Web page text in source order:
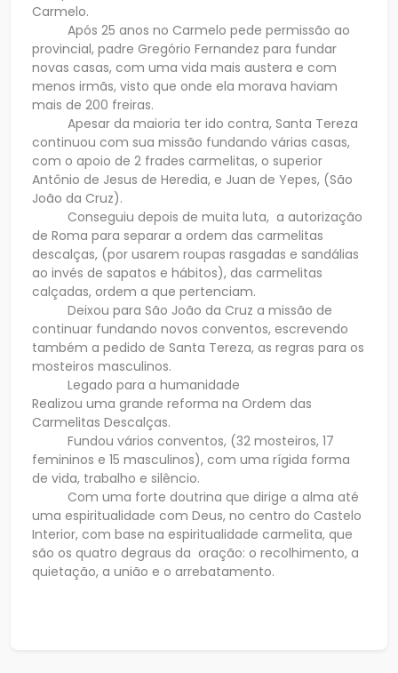
Carmelo.
Após 25 anos no Carmelo pede permissão ao
provincial, padre Gregório Fernandez para fundar
novas casas, com uma vida mais austera e com
menos irmãs, visto que onde ela morava haviam
mais de 200 freiras.
Apesar da maioria ter ido contra, Santa Tereza
continuou com sua missão fundando várias casas,
com o apoio de 2 frades carmelitas, o superior
Antônio de Jesus de Heredia, e Juan de Yepes, (São
João da Cruz).
Conseguiu depois de muita luta, a autorização
de Roma para separar a ordem das carmelitas
descalças, (por usarem roupas rasgadas e sandálias
ao invés de sapatos e hábitos), das carmelitas
calçadas, ordem a que pertenciam.
Deixou para São João da Cruz a missão de
continuar fundando novos conventos, escrevendo
também a pedido de Santa Tereza, as regras para os
mosteiros masculinos.
Legado para a humanidade
Realizou uma grande reforma na Ordem das
Carmelitas Descalças.
Fundou vários conventos, (32 mosteiros, 17
femininos e 15 masculinos), com uma rígida forma
de vida, trabalho e silêncio.
Com uma forte doutrina que dirige a alma até
uma espiritualidade com Deus, no centro do Castelo
Interior, com base na espiritualidade carmelita, que
são os quatro degraus da oração: o recolhimento, a
quietação, a união e o arrebatamento.